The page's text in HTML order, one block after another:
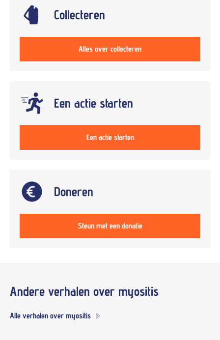
Collecteren
Alles over collecteren
Een actie starten
Een actie starten
Doneren
Steun met een donatie
Andere verhalen over myositis
Alle verhalen over myositis